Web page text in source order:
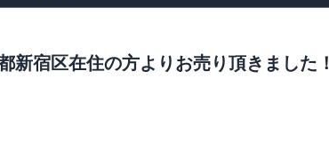
新宿区在住の方よりお売り頂きました！